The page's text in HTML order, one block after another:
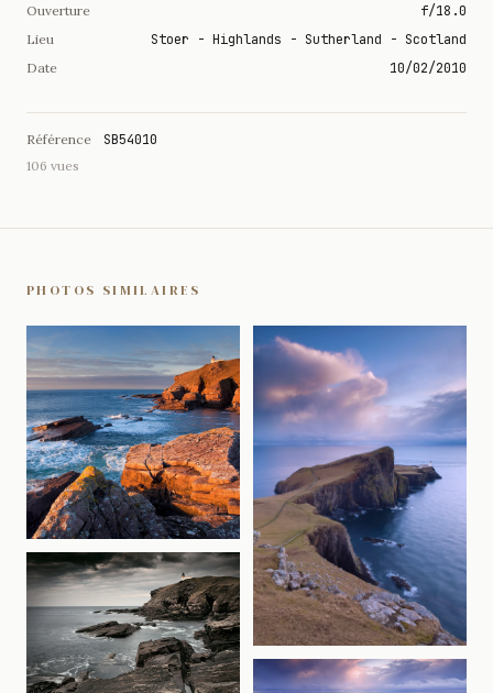
Ouverture f/18.0
Lieu Stoer - Highlands - Sutherland - Scotland
Date 10/02/2010
Référence SB54010
106 vues
PHOTOS SIMILAIRES